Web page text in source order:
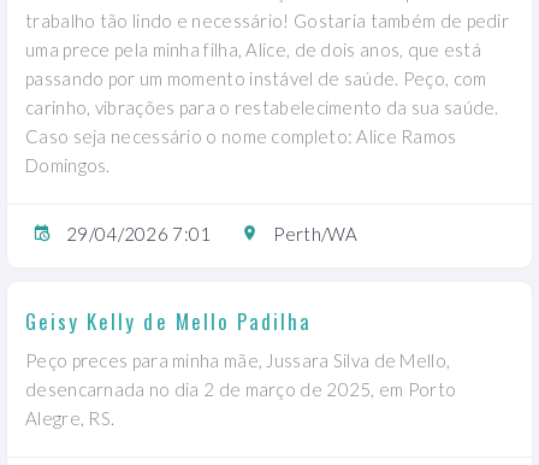
trabalho tão lindo e necessário! Gostaria também de pedir
uma prece pela minha filha, Alice, de dois anos, que está
passando por um momento instável de saúde. Peço, com
carinho, vibrações para o restabelecimento da sua saúde.
Caso seja necessário o nome completo: Alice Ramos
Domingos.
29/04/2026 7:01 Perth/WA
Geisy Kelly de Mello Padilha
Peço preces para minha mãe, Jussara Silva de Mello,
desencarnada no dia 2 de março de 2025, em Porto
Alegre, RS.